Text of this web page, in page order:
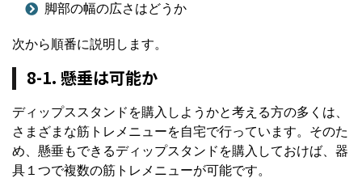
脚部の幅の広さはどうか
次から順番に説明します。
8-1. 懸垂は可能か
ディップススタンドを購入しようかと考える方の多くは、
さまざまな筋トレメニューを自宅で行っています。そのた
め、懸垂もできるディップスタンドを購入しておけば、器
具１つで複数の筋トレメニューが可能です。